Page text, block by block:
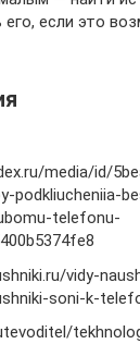
если это
media/id/
podkliucheniia-
telefonu-
vidy-
soni-k-